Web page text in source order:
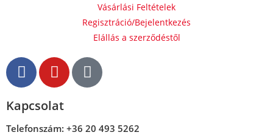
Vásárlási Feltételek
Regisztráció/Bejelentkezés
Elállás a szerződéstől
Kapcsolat
Telefonszám: +36 20 493 5262